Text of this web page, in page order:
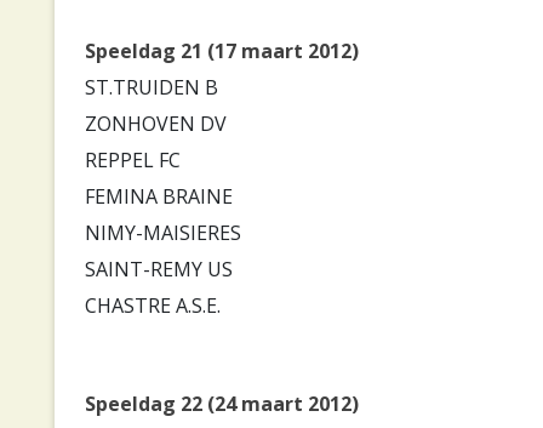
Speeldag 21 (17 maart 2012)
ST.TRUIDEN B
ZONHOVEN DV
REPPEL FC
FEMINA BRAINE
NIMY-MAISIERES
SAINT-REMY US
CHASTRE A.S.E.
Speeldag 22 (24 maart 2012)